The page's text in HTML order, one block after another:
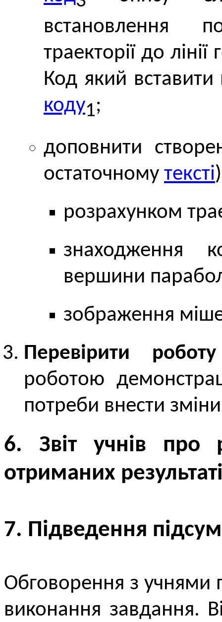
встановлення
траекторії до
Код який вставити
коду1;
доповнити
остаточному тексті
розрахунком
знаходження
вершини
зображення
Перевірити
роботою
потреби внести
6. Звіт учнів про
отриманих
7. Підведення
Обговорення з учнями
виконання завдання.